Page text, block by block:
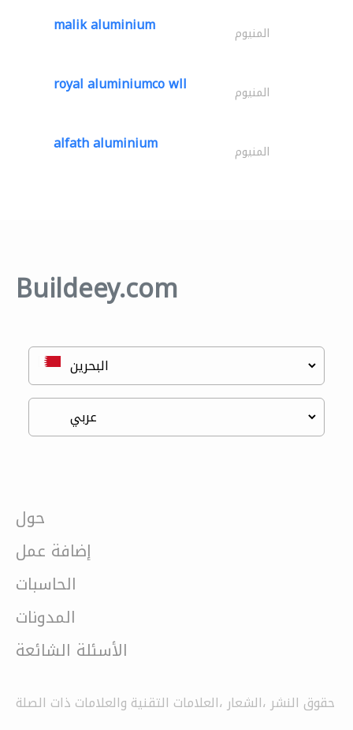
malik aluminium المنيوم
royal aluminiumco wll المنيوم
alfath aluminium المنيوم
Buildeey.com
حول
إضافة عمل
الحاسبات
المدونات
الأسئلة الشائعة
حقوق النشر ،الشعار ،العلامات التقنية والعلامات ذات الصلة